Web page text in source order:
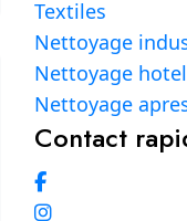
Textiles
Nettoyage
Nettoyage
Nettoyage
Contact